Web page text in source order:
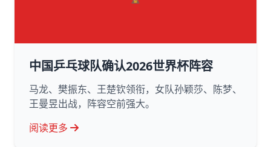
中国乒乓球队确认2026世界杯阵容
马龙、樊振东、王楚钦领衔，女队孙颖莎、陈梦、
王曼昱出战，阵容空前强大。
阅读更多